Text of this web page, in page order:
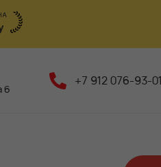
6
+7 912 076-93-01